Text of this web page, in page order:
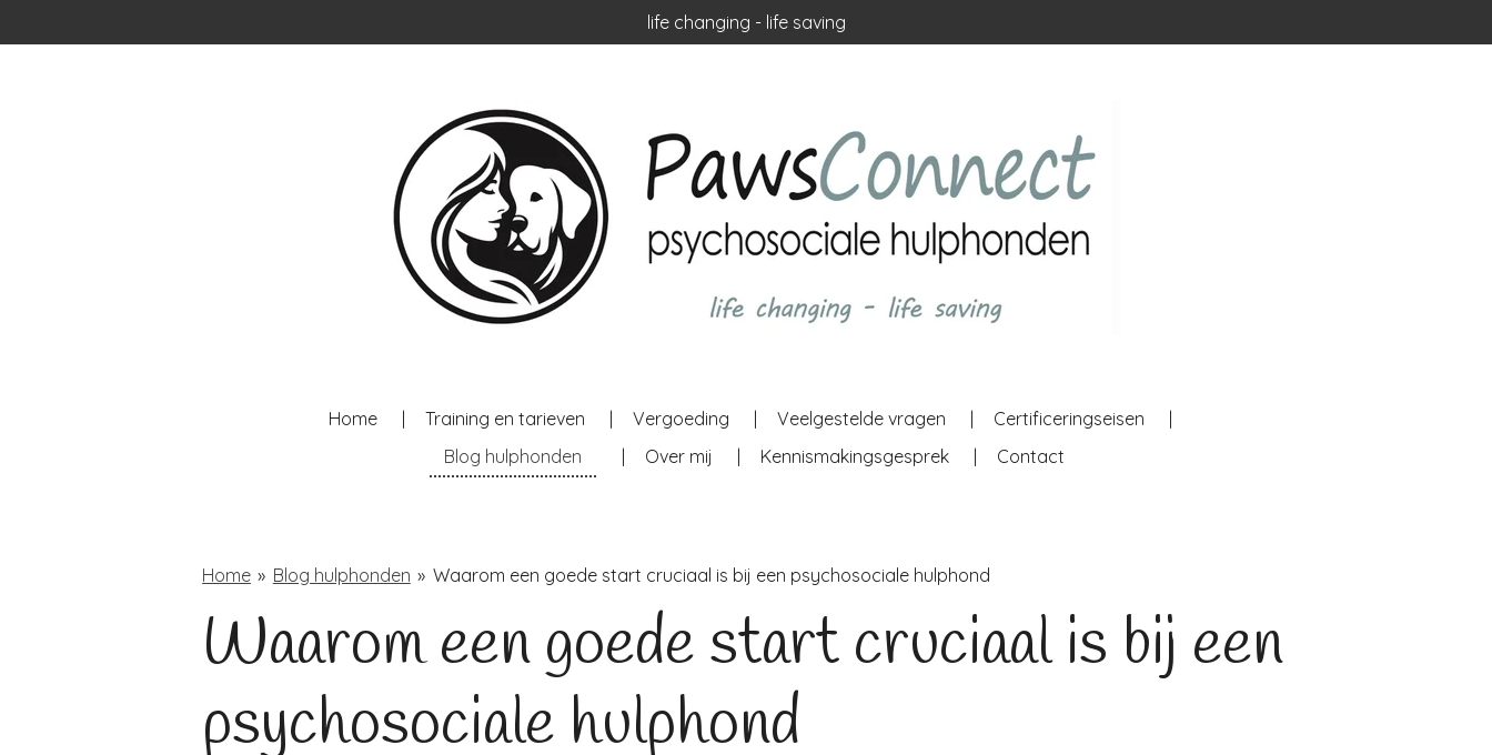
direct
life changing - life saving
Home Training en tarieven Vergoeding Veelgestelde vragen
Certificeringseisen
Blog hulphonden
Over mij Kennismakingsgesprek Contact
Home » Blog hulphonden » Waarom een goede start cruciaal is bij een psychosociale hulphond
Waarom een goede start cruciaal is bij een
psychosociale hulphond